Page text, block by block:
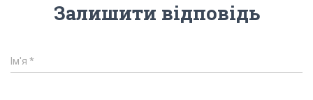
Залишити відповідь
Ім'я *